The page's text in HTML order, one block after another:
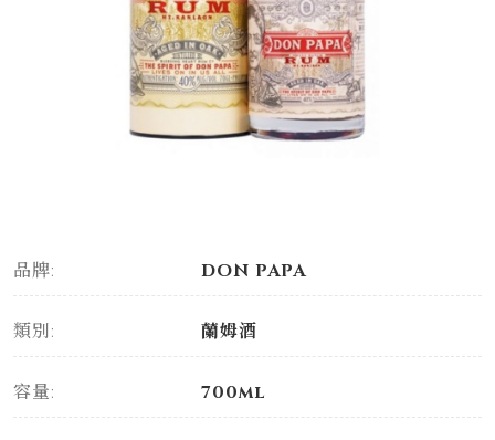
品牌: DON PAPA
類別: 蘭姆酒
容量: 700ml